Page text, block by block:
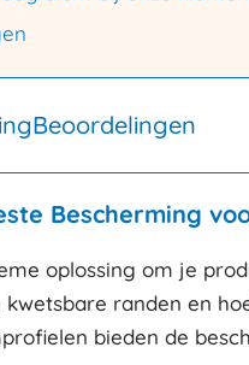
Beoordelingen
Bescherming
oplossing om je
randen en
bieden de